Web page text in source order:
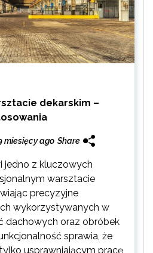
dekarskim –
miesięcy ago Share
jedno z kluczowych
warsztacie
precyzyjne
wykorzystywanych w
dachowych oraz obróbek
sprawia, że
usprawniającym pracę,